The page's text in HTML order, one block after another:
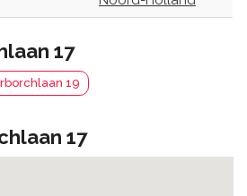
17
19
17